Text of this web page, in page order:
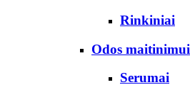
Rinkiniai
Odos maitinimui
Serumai